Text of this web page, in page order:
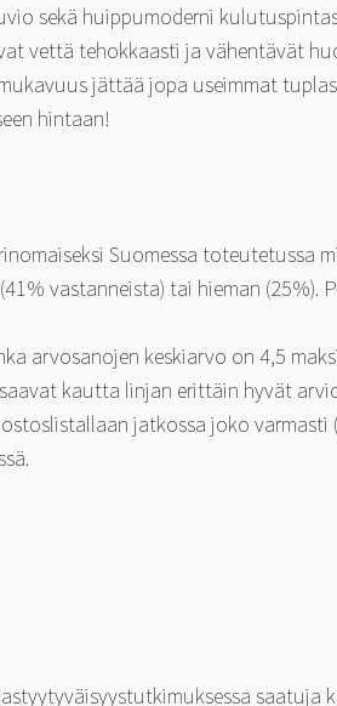
sekä huippumoderni
vettä tehokkaasti ja vähentävät
jättää jopa useimmat
hintaan!
Suomessa toteutetussa
vastanneista) tai hieman (25%).
arvosanojen keskiarvo on 4,5
kautta linjan erittäin hyvät
jatkossa joko varmasti
saatuja